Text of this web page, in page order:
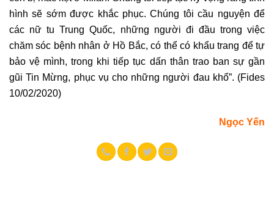
hình sẽ sớm được khắc phục. Chúng tôi cầu nguyện để
các nữ tu Trung Quốc, những người đi đầu trong việc
chăm sóc bệnh nhân ở Hồ Bắc, có thể có khẩu trang để tự
bảo vệ mình, trong khi tiếp tục dấn thân trao ban sự gần
gũi Tin Mừng, phục vụ cho những người đau khổ”. (Fides
10/02/2020)
Ngọc Yến